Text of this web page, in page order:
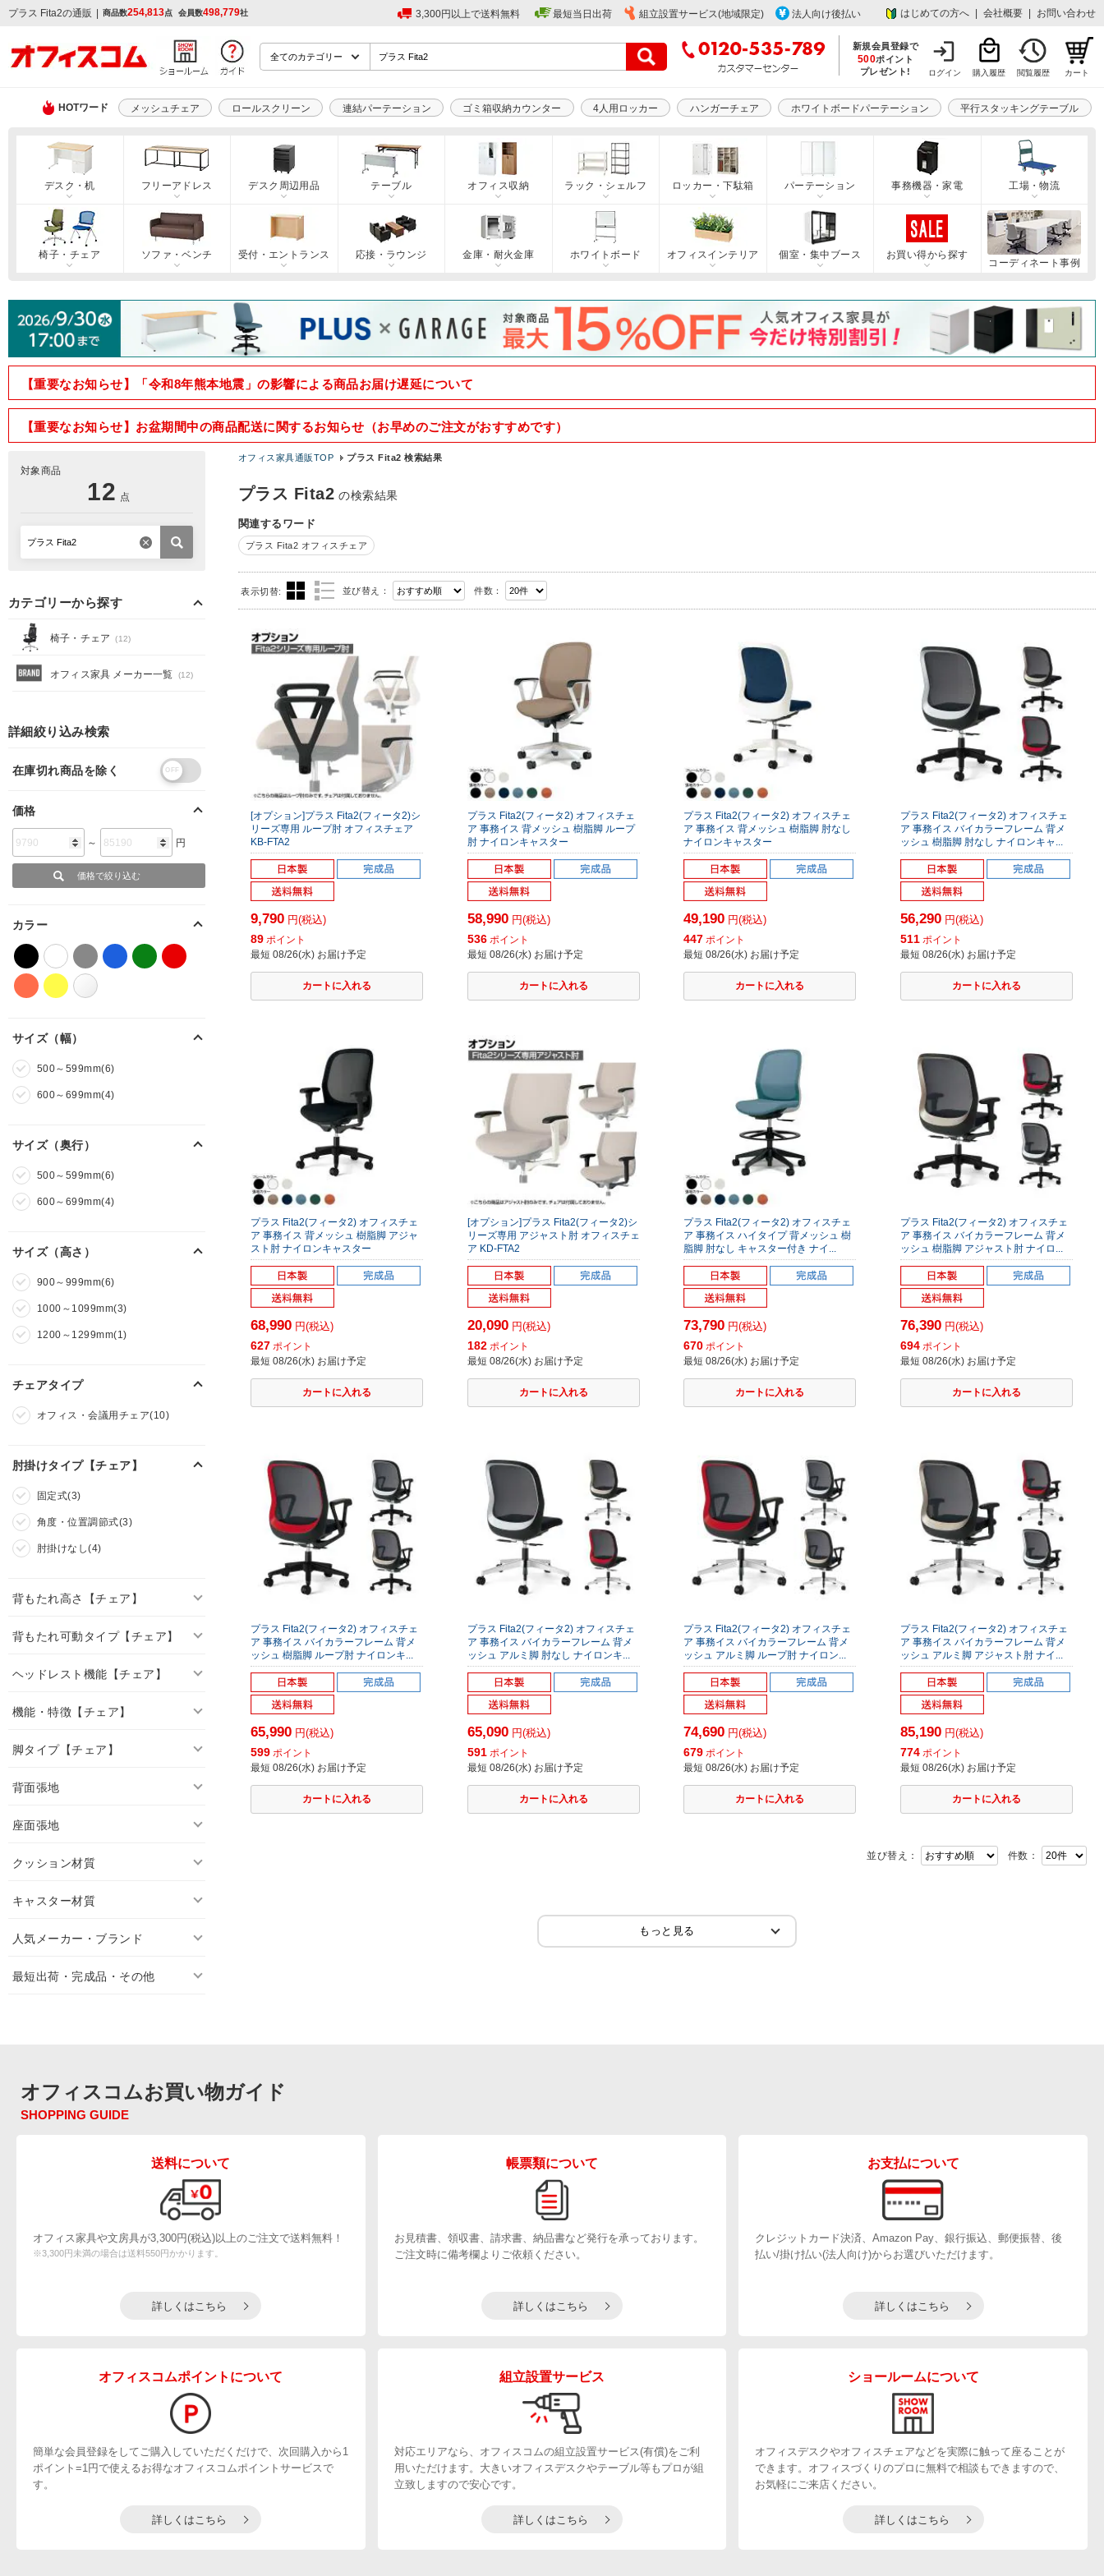
プラス Fita2の通販 | 商品数254,813点 会員数498,779社 3,300円以上で送料無料 最短当日出荷 組立設置サービス(地域限定) 法人向け後払い はじめての方へ 会社概要 お問い合わせ
新規会員登録で
500ポイント
プレゼント!
ログイン 購入履歴 閲覧履歴 カート
HOTワード メッシュチェア ロールスクリーン 連結パーテーション ゴミ箱収納カウンター 4人用ロッカー ハンガーチェア ホワイトボードパーテーション 平行スタッキングテーブル
デスク・机 フリーアドレス デスク周辺用品 テーブル オフィス収納 ラック・シェルフ ロッカー・下駄箱 パーテーション 事務機器・家電 工場・物流
椅子・チェア ソファ・ベンチ 受付・エントランス 応接・ラウンジ 金庫・耐火金庫 ホワイトボード オフィスインテリア 個室・集中ブース
お買い得から探す
コーディネート事例
【重要なお知らせ】「令和8年熊本地震」の影響による商品お届け遅延について
【重要なお知らせ】お盆期間中の商品配送に関するお知らせ（お早めのご注文がおすすめです）
オフィス家具通販TOP プラス Fita2 検索結果
プラス Fita2 の検索結果
関連するワード
プラス Fita2 オフィスチェア
並び替え： 件数：
表示切替:
[オプション]プラス Fita2(フィータ2)シ
リーズ専用 ループ肘 オフィスチェア
KB-FTA2
9,790 円(税込)
89 ポイント
最短 08/26(水) お届け予定
プラス Fita2(フィータ2) オフィスチェ
ア 事務イス 背メッシュ 樹脂脚 ループ
肘 ナイロンキャスター
58,990円(税込)
536 ポイント
最短 08/26(水) お届け予定
プラス Fita2(フィータ2) オフィスチェ
ア 事務イス 背メッシュ 樹脂脚 肘なし
ナイロンキャスター
49,190 円(税込)
447 ポイント
最短 08/26(水) お届け予定
プラス Fita2(フィータ2) オフィスチェ
ア 事務イス バイカラーフレーム 背メ
ッシュ 樹脂脚 肘なし ナイロンキャ...
56,290円(税込)
511 ポイント
最短 08/26(水) お届け予定
プラス Fita2(フィータ2) オフィスチェ
ア 事務イス 背メッシュ 樹脂脚 アジャ
スト肘 ナイロンキャスター
68,990 円(税込)
627 ポイント
最短 08/26(水) お届け予定
[オプション]プラス Fita2(フィータ2)シ
リーズ専用 アジャスト肘 オフィスチェ
ア KD-FTA2
20,090円(税込)
182 ポイント
最短 08/26(水) お届け予定
プラス Fita2(フィータ2) オフィスチェ
ア 事務イス ハイタイプ 背メッシュ 樹
脂脚 肘なし キャスター付き ナイ...
73,790 円(税込)
670 ポイント
最短 08/26(水) お届け予定
プラス Fita2(フィータ2) オフィスチェ
ア 事務イス バイカラーフレーム 背メ
ッシュ 樹脂脚 アジャスト肘 ナイロ...
76,390円(税込)
694 ポイント
最短 08/26(水) お届け予定
プラス Fita2(フィータ2) オフィスチェ
ア 事務イス バイカラーフレーム 背メ
ッシュ 樹脂脚 ループ肘 ナイロンキ...
65,990 円(税込)
599 ポイント
最短 08/26(水) お届け予定
プラス Fita2(フィータ2) オフィスチェ
ア 事務イス バイカラーフレーム 背メ
ッシュ アルミ脚 肘なし ナイロンキ...
65,090円(税込)
591 ポイント
最短 08/26(水) お届け予定
プラス Fita2(フィータ2) オフィスチェ
ア 事務イス バイカラーフレーム 背メ
ッシュ アルミ脚 ループ肘 ナイロン...
74,690 円(税込)
679 ポイント
最短 08/26(水) お届け予定
プラス Fita2(フィータ2) オフィスチェ
ア 事務イス バイカラーフレーム 背メ
ッシュ アルミ脚 アジャスト肘 ナイ...
85,190円(税込)
774 ポイント
最短 08/26(水) お届け予定
並び替え： 件数：
対象商品
12 点
カテゴリーから探す
椅子・チェア (12)
オフィス家具 メーカー一覧 (12)
詳細絞り込み検索
在庫切れ商品を除く
価格
～ 円
カラー
サイズ（幅）
500～599mm(6)
600～699mm(4)
サイズ（奥行）
500～599mm(6)
600～699mm(4)
サイズ（高さ）
900～999mm(6)
1000～1099mm(3)
1200～1299mm(1)
チェアタイプ
オフィス・会議用チェア(10)
肘掛けタイプ【チェア】
固定式(3)
角度・位置調節式(3)
肘掛けなし(4)
背もたれ高さ【チェア】
背もたれ可動タイプ【チェア】
ヘッドレスト機能【チェア】
機能・特徴【チェア】
脚タイプ【チェア】
背面張地
座面張地
クッション材質
キャスター材質
人気メーカー・ブランド
最短出荷・完成品・その他
オフィスコムお買い物ガイド
SHOPPING GUIDE
送料について
オフィス家具や文房具が3,300円(税込)以上のご注文で送料無料！
※3,300円未満の場合は送料550円かかります。
詳しくはこちら
帳票類について
お見積書、領収書、請求書、納品書など発行を承っております。
ご注文時に備考欄よりご依頼ください。
詳しくはこちら
お支払について
クレジットカード決済、Amazon Pay、銀行振込、郵便振替、後
払い/掛け払い(法人向け)からお選びいただけます。
詳しくはこちら
オフィスコムポイントについて
簡単な会員登録をしてご購入していただくだけで、次回購入から1
ポイント=1円で使えるお得なオフィスコムポイントサービスで
す。
詳しくはこちら
組立設置サービス
対応エリアなら、オフィスコムの組立設置サービス(有償)をご利
用いただけます。大きいオフィスデスクやテーブル等もプロが組
立致しますので安心です。
詳しくはこちら
ショールームについて
オフィスデスクやオフィスチェアなどを実際に触って座ることが
できます。オフィスづくりのプロに無料で相談もできますので、
お気軽にご来店ください。
詳しくはこちら